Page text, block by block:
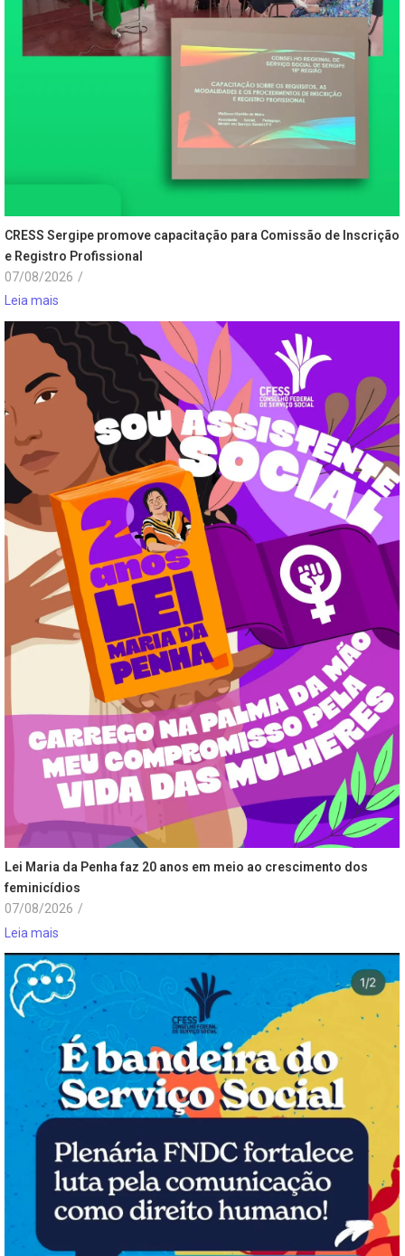
CRESS Sergipe promove capacitação para Comissão de Inscrição
e Registro Profissional
07/08/2026 /
Leia mais
Lei Maria da Penha faz 20 anos em meio ao crescimento dos
feminicídios
07/08/2026 /
Leia mais